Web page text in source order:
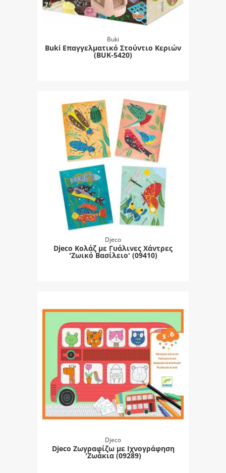
Buki
Buki Επαγγελματικό Στούντιο Κεριών
(BUK-5420)
Djeco
Djeco Κολάζ με Γυάλινες Χάντρες
'Ζωικό Βασίλειο' (09410)
Djeco
Djeco Ζωγραφίζω με Ιχνογράφηση
'Ζωάκια (09289)